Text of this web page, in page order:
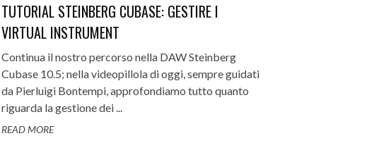
TUTORIAL STEINBERG CUBASE: GESTIRE I
VIRTUAL INSTRUMENT
Continua il nostro percorso nella DAW Steinberg
Cubase 10.5; nella videopillola di oggi, sempre guidati
da Pierluigi Bontempi, approfondiamo tutto quanto
riguarda la gestione dei ...
READ MORE